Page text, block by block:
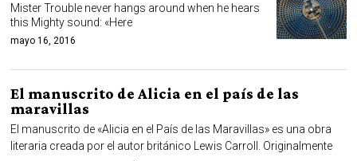
Mister Trouble never hangs around when he hears
this Mighty sound: «Here
mayo 16, 2016
El manuscrito de Alicia en el país de las
maravillas
El manuscrito de «Alicia en el País de las Maravillas» es una obra
literaria creada por el autor británico Lewis Carroll. Originalmente